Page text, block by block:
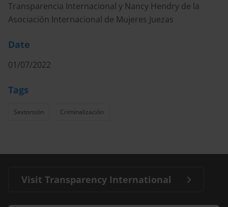
Transparencia Internacional y Nancy Hendry de la
Asociación Internacional de Mujeres Juezas
Date
01/07/2022
Tags
Sextorsión Criminalización
Visit Transparency International